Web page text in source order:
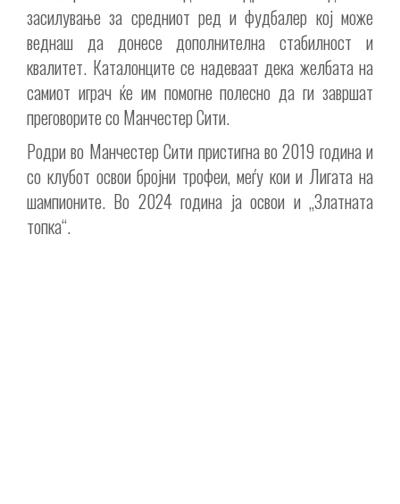
засилување за средниот ред и фудбалер кој може
веднаш да донесе дополнителна стабилност и
квалитет. Каталонците се надеваат дека желбата на
самиот играч ќе им помогне полесно да ги завршат
преговорите со Манчестер Сити.
Родри во Манчестер Сити пристигна во 2019 година и
со клубот освои бројни трофеи, меѓу кои и Лигата на
шампионите. Во 2024 година ја освои и „Златната
топка“.